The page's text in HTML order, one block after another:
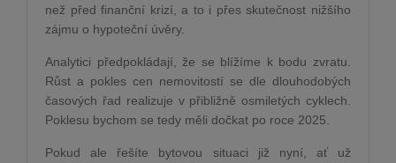
než před finanční krizí, a to i přes skutečnost nižšího
zájmu o hypoteční úvěry.
Analytici předpokládají, že se blížíme k bodu zvratu.
Růst a pokles cen nemovitostí se dle dlouhodobých
časových řad realizuje v přibližně osmiletých cyklech.
Poklesu bychom se tedy měli dočkat po roce 2025.
Pokud ale řešíte bytovou situaci již nyní, ať už